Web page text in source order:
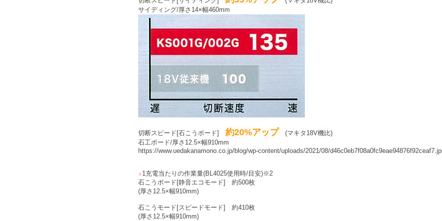
サイディング/厚さ14×幅460mm
切断スピード[石こうボード] 約20%アップ (マキタ18V機比)
石工ボード/厚さ12.5×幅910mm
https://www.uedakanamono.co.jp/blog/wp-content/uploads/2021/08/
●1充電当たりの作業量(BL4025使用時/目安)※2
石こうボード[静音エコモード] 約500枚
(厚さ12.5×幅910mm)
石こうモード[スピードモード]
約410枚
(厚さ12.5×幅910mm)